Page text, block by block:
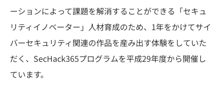
ーションによって課題を解消することができる「セキュ
リティイノベーター」人材育成のため、1年をかけてサイ
バーセキュリティ関連の作品を産み出す体験をしていた
だく、SecHack365プログラムを平成29年度から開催し
ています。